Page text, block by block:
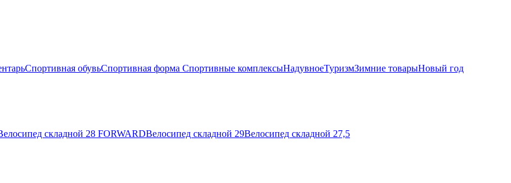
Спортивная обувьСпортивная форма Спортивные комплексыНадувноеТуризмЗимние товарыНовый год
складной 28 FORWARDВелосипед складной 29Велосипед складной 27,5